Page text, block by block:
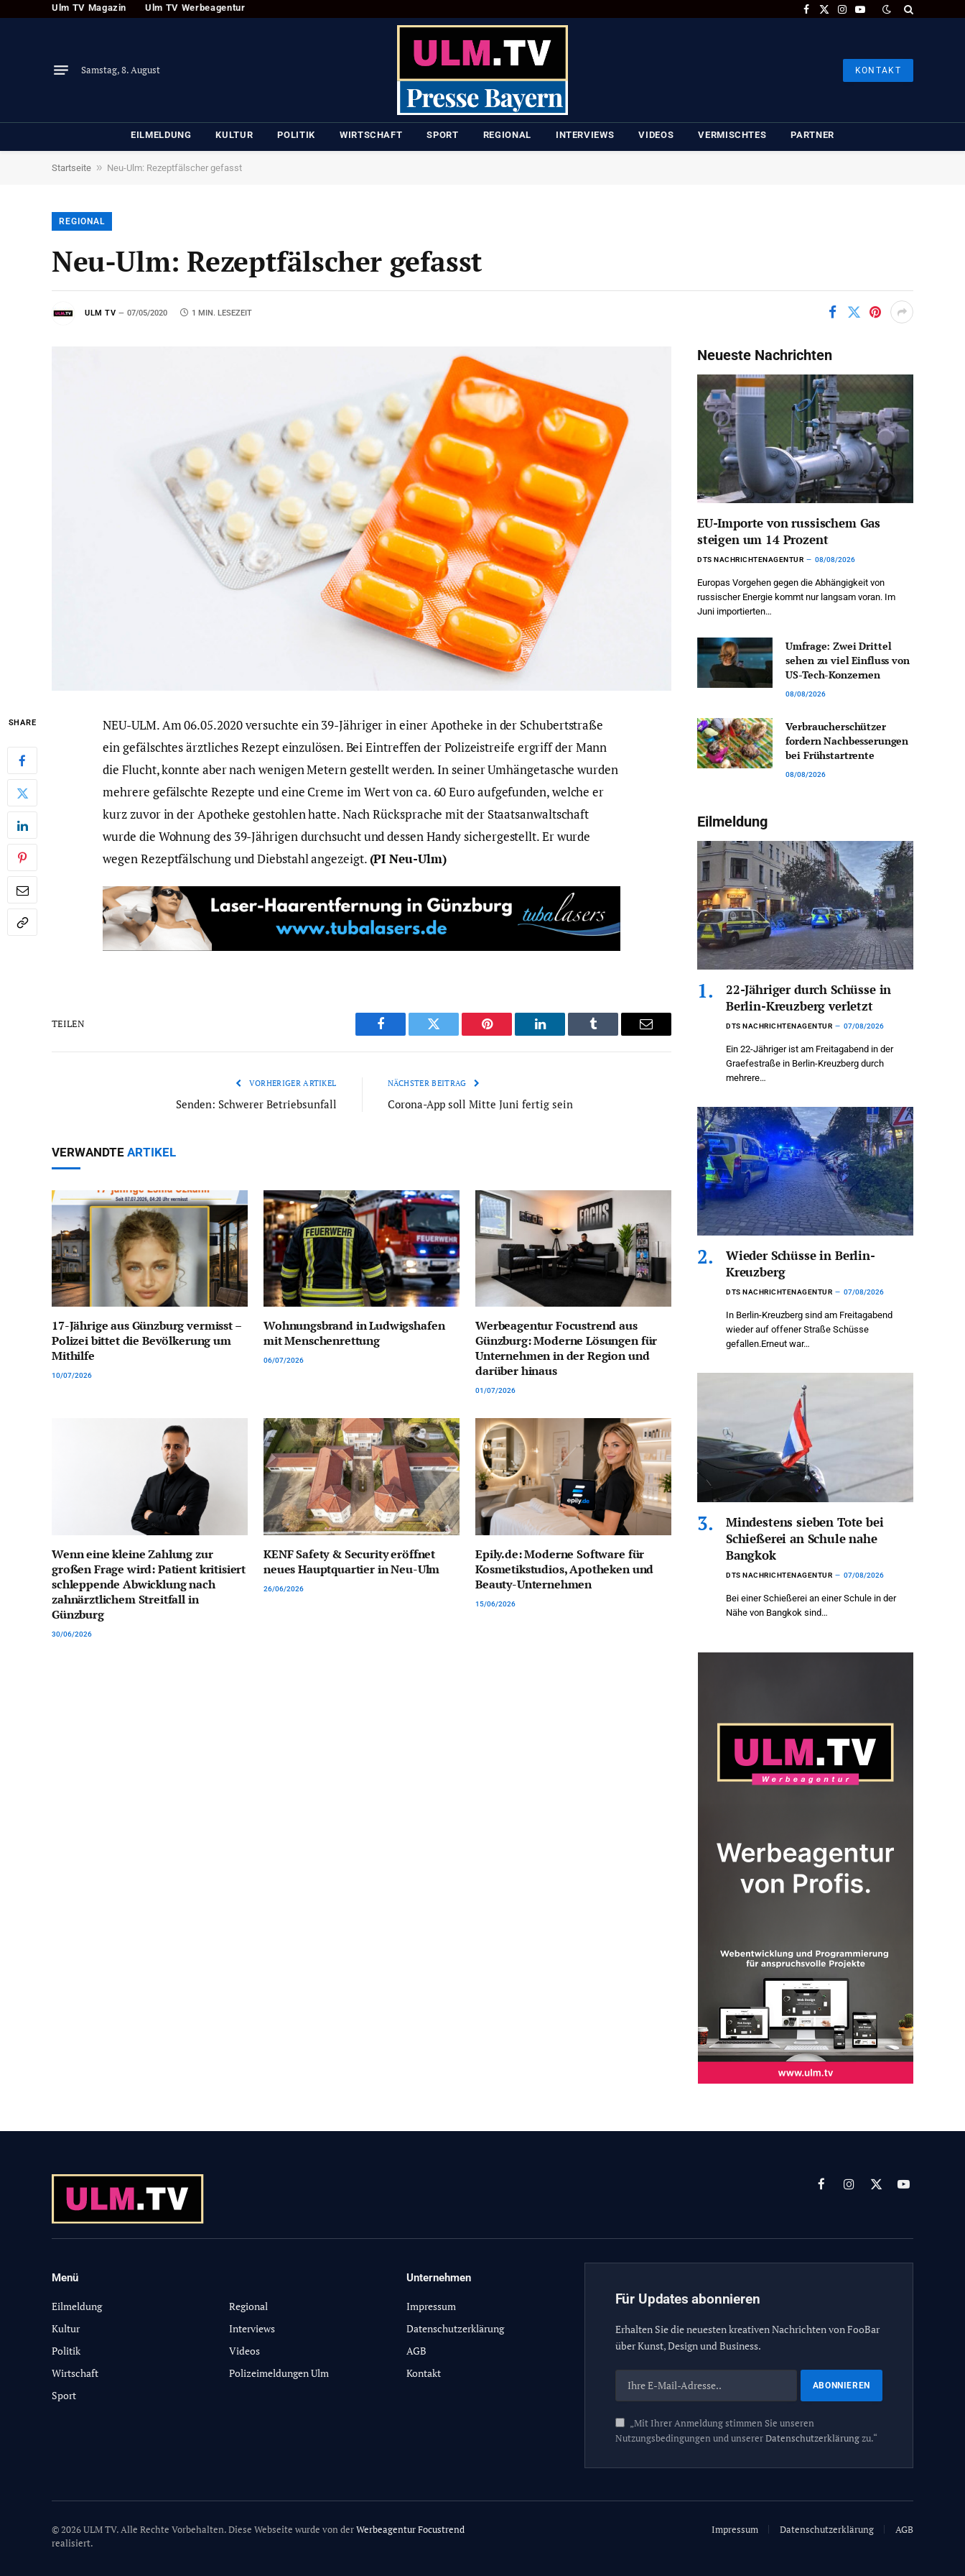
Ulm TV Magazin Ulm TV Werbeagentur
Facebook
X
Instagram
YouTube
Samstag, 8. August KONTAKT
EILMELDUNG KULTUR POLITIK WIRTSCHAFT SPORT REGIONAL INTERVIEWS VIDEOS VERMISCHTES PARTNER
Startseite » Neu-Ulm: Rezeptfälscher gefasst
REGIONAL
Neu-Ulm: Rezeptfälscher gefasst
ULM TV 07/05/2020 1 MIN. LESEZEIT
SHARE
NEU-ULM. Am 06.05.2020 versuchte ein 39-Jähriger in einer Apotheke in der Schubertstraße
ein gefälschtes ärztliches Rezept einzulösen. Bei Eintreffen der Polizeistreife ergriff der Mann
die Flucht, konnte aber nach wenigen Metern gestellt werden. In seiner Umhängetasche wurden
mehrere gefälschte Rezepte und eine Creme im Wert von ca. 60 Euro aufgefunden, welche er
kurz zuvor in der Apotheke gestohlen hatte. Nach Rücksprache mit der Staatsanwaltschaft
wurde die Wohnung des 39-Jährigen durchsucht und dessen Handy sichergestellt. Er wurde
wegen Rezeptfälschung und Diebstahl angezeigt.(PI Neu-Ulm)
TEILEN
Facebook Twitter Pinterest LinkedIn Tumblr Email
VORHERIGER ARTIKEL
Senden: Schwerer Betriebsunfall
NÄCHSTER BEITRAG
Corona-App soll Mitte Juni fertig sein
VERWANDTE ARTIKEL
17-Jährige aus Günzburg vermisst –
Polizei bittet die Bevölkerung um
Mithilfe
10/07/2026
Wohnungsbrand in Ludwigshafen
mit Menschenrettung
06/07/2026
Werbeagentur Focustrend aus
Günzburg: Moderne Lösungen für
Unternehmen in der Region und
darüber hinaus
01/07/2026
Wenn eine kleine Zahlung zur
großen Frage wird: Patient kritisiert
schleppende Abwicklung nach
zahnärztlichem Streitfall in
Günzburg
30/06/2026
KENF Safety & Security eröffnet
neues Hauptquartier in Neu-Ulm
26/06/2026
Epily.de: Moderne Software für
Kosmetikstudios, Apotheken und
Beauty-Unternehmen
15/06/2026
Neueste Nachrichten
EU-Importe von russischem Gas
steigen um 14 Prozent
DTS NACHRICHTENAGENTUR 08/08/2026
Europas Vorgehen gegen die Abhängigkeit von
russischer Energie kommt nur langsam voran. Im
Juni importierten…
Umfrage: Zwei Drittel
sehen zu viel Einfluss von
US-Tech-Konzernen
08/08/2026
Verbraucherschützer
fordern Nachbesserungen
bei Frühstartrente
08/08/2026
Eilmeldung
22-Jähriger durch Schüsse in
Berlin-Kreuzberg verletzt
DTS NACHRICHTENAGENTUR 07/08/2026
Ein 22-Jähriger ist am Freitagabend in der
Graefestraße in Berlin-Kreuzberg durch
mehrere…
Wieder Schüsse in Berlin-
Kreuzberg
DTS NACHRICHTENAGENTUR 07/08/2026
In Berlin-Kreuzberg sind am Freitagabend
wieder auf offener Straße Schüsse
gefallen.Erneut war…
Mindestens sieben Tote bei
Schießerei an Schule nahe
Bangkok
DTS NACHRICHTENAGENTUR 07/08/2026
Bei einer Schießerei an einer Schule in der
Nähe von Bangkok sind…
FacebookInstagram
X
YouTube
Menü
Eilmeldung
Kultur
Politik
Wirtschaft
Sport
Regional
Interviews
Videos
Polizeimeldungen Ulm
Unternehmen
Impressum
Datenschutzerklärung
AGB
Kontakt
Für Updates abonnieren
Erhalten Sie die neuesten kreativen Nachrichten von FooBar
über Kunst, Design und Business.
„Mit Ihrer Anmeldung stimmen Sie unseren
Nutzungsbedingungen und unsererDatenschutzerklärungzu.“
© 2026 ULM TV. Alle Rechte Vorbehalten. Diese Webseite wurde von derWerbeagentur Focustrend
realisiert.
Impressum Datenschutzerklärung AGB